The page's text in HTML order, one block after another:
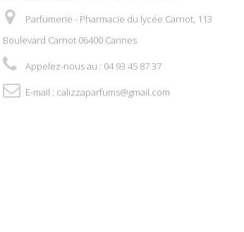
Parfumerie - Pharmacie du lycée Carnot, 113
Boulevard Carnot 06400 Cannes
Appelez-nous au : 04 93 45 87 37
E-mail : calizzaparfums@gmail.com